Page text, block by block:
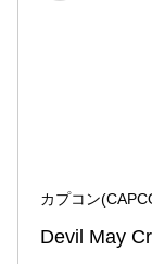
カプコン
Devil May